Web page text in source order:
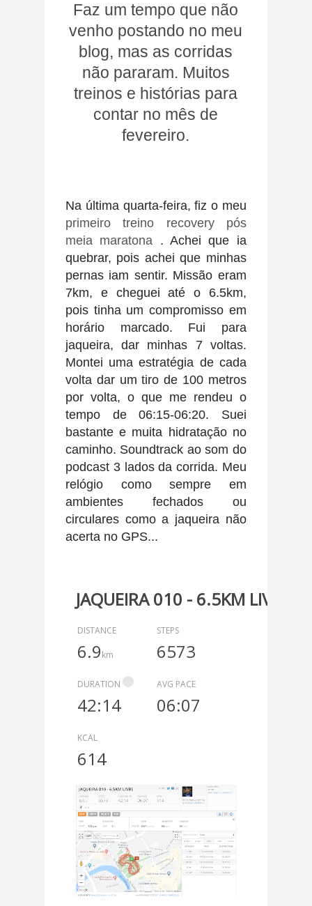
Faz um tempo que não
venho postando no meu
blog, mas as corridas
não pararam. Muitos
treinos e histórias para
contar no mês de
fevereiro.
Na última quarta-feira, fiz o meu
primeiro treino recovery pós
meia maratona . Achei que ia
quebrar, pois achei que minhas
pernas iam sentir. Missão eram
7km, e cheguei até o 6.5km,
pois tinha um compromisso em
horário marcado. Fui para
jaqueira, dar minhas 7 voltas.
Montei uma estratégia de cada
volta dar um tiro de 100 metros
por volta, o que me rendeu o
tempo de 06:15-06:20. Suei
bastante e muita hidratação no
caminho. Soundtrack ao som do
podcast 3 lados da corrida. Meu
relógio como sempre em
ambientes fechados ou
circulares como a jaqueira não
acerta no GPS...
JAQUEIRA 010 - 6.5KM LIVRE
DISTANCE
6.9km
STEPS
6573
DURATION
42:14
AVG PACE
06:07
KCAL
614